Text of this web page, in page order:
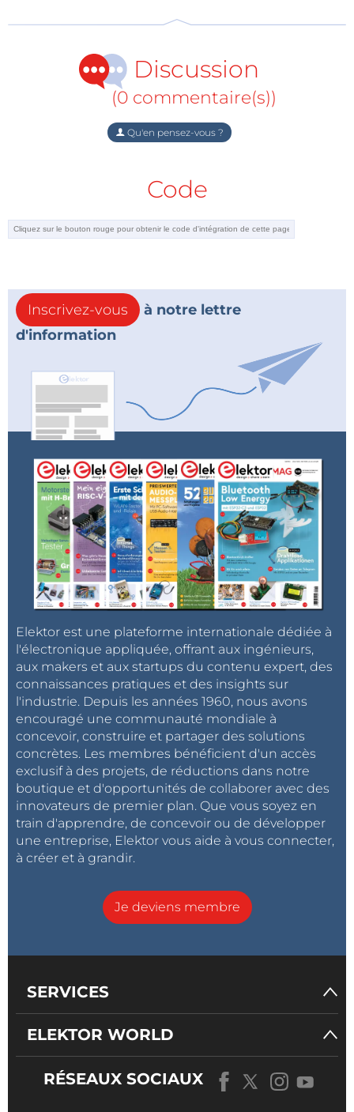
Discussion
(0 commentaire(s))
Qu'en pensez-vous ?
Code
Inscrivez-vous
à notre lettre
d'information
Elektor est une plateforme internationale dédiée à
l'électronique appliquée, offrant aux ingénieurs,
aux makers et aux startups du contenu expert, des
connaissances pratiques et des insights sur
l'industrie. Depuis les années 1960, nous avons
encouragé une communauté mondiale à
concevoir, construire et partager des solutions
concrètes. Les membres bénéficient d'un accès
exclusif à des projets, de réductions dans notre
boutique et d'opportunités de collaborer avec des
innovateurs de premier plan. Que vous soyez en
train d'apprendre, de concevoir ou de développer
une entreprise, Elektor vous aide à vous connecter,
à créer et à grandir.
Je deviens membre
SERVICES
ELEKTOR WORLD
RÉSEAUX SOCIAUX